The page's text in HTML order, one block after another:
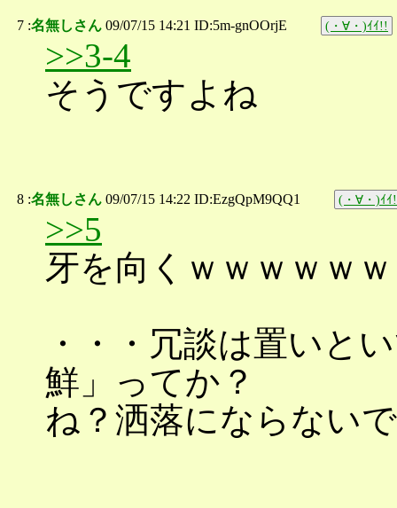
7 :名無しさん 09/07/15 14:21 ID:5m-gnOOrjE (・∀・)ｲｲ!!
>>3-4
そうですよね
8 :名無しさん 09/07/15 14:22 ID:EzgQpM9QQ1 (・∀・)ｲｲ
>>5
牙を向くｗｗｗｗｗ
・・・冗談は置いと
鮮」ってか？
ね？洒落にならない